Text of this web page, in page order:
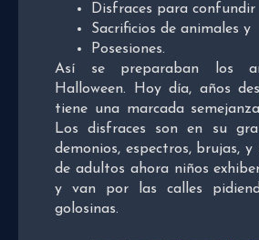
Disfraces para confundir
Sacrificios de animales y
Posesiones.
Así se preparaban los
Halloween. Hoy día, años
tiene una marcada
Los disfraces son en su
demonios, espectros, brujas, y
de adultos ahora niños
y van por las calles
golosinas.